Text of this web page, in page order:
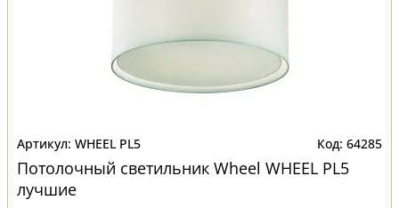
WHEEL PL5 64285
Потолочный светильник Wheel WHEEL PL5
лучшие